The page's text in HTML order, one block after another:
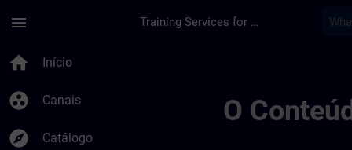
menu Training Services for Digital Industries
home Início
group_work Canais
explore Catálogo
O